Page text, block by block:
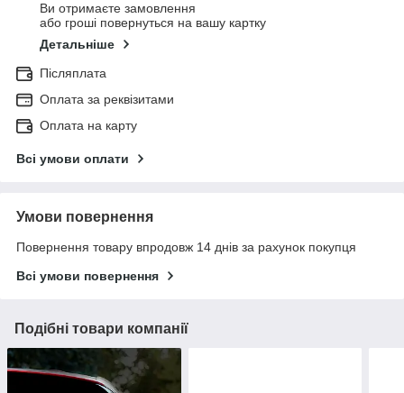
Ви отримаєте замовлення
або гроші повернуться на вашу картку
Детальніше
Післяплата
Оплата за реквізитами
Оплата на карту
Всі умови оплати
Умови повернення
Повернення товару впродовж 14 днів за рахунок покупця
Всі умови повернення
Подібні товари компанії